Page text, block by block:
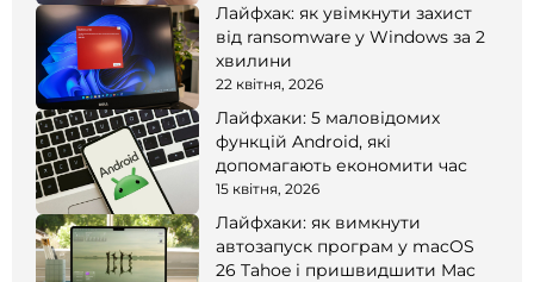
Лайфхак: як увімкнути захист
від ransomware у Windows за 2
хвилини
22 квітня, 2026
Лайфхаки: 5 маловідомих
функцій Android, які
допомагають економити час
15 квітня, 2026
Лайфхаки: як вимкнути
автозапуск програм у macOS
26 Tahoe і пришвидшити Mac